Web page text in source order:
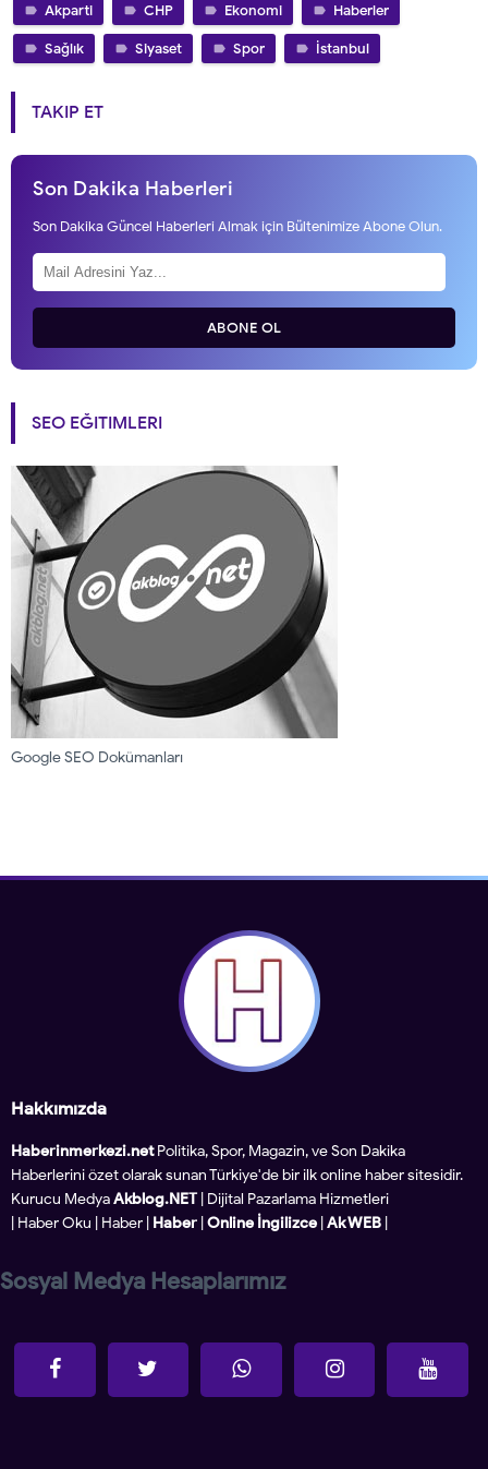
Akparti CHP Ekonomi Haberler
Sağlık Siyaset Spor İstanbul
TAKIP ET
Son Dakika Haberleri
Son Dakika Güncel Haberleri Almak için Bültenimize Abone Olun.
ABONE OL
SEO EĞITIMLERI
Google SEO Dokümanları
Hakkımızda
Haberinmerkezi.netPolitika, Spor, Magazin, ve Son Dakika
Haberlerini özet olarak sunan Türkiye'de bir ilk online haber sitesidir.
Kurucu MedyaAkblog.NET | Dijital Pazarlama Hizmetleri
Haber Oku Haber Haber Online İngilizce Ak WEB
Sosyal Medya Hesaplarımız